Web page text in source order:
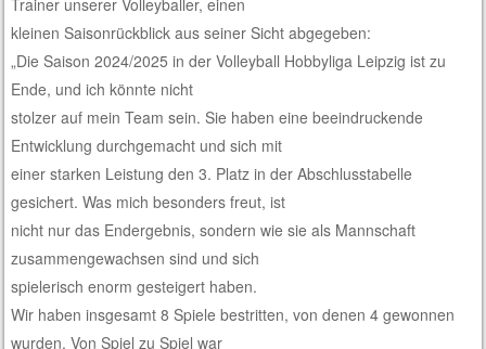
kleinen Saisonrückblick aus seiner Sicht abgegeben:
„Die Saison 2024/2025 in der Volleyball Hobbyliga Leipzig ist zu
Ende, und ich könnte nicht
stolzer auf mein Team sein. Sie haben eine beeindruckende
Entwicklung durchgemacht und sich mit
einer starken Leistung den 3. Platz in der Abschlusstabelle
gesichert. Was mich besonders freut, ist
nicht nur das Endergebnis, sondern wie sie als Mannschaft
zusammengewachsen sind und sich
spielerisch enorm gesteigert haben.
Wir haben insgesamt 8 Spiele bestritten, von denen 4 gewonnen
wurden. Von Spiel zu Spiel war